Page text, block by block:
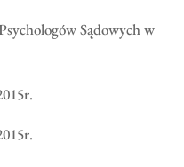
Sądowych w